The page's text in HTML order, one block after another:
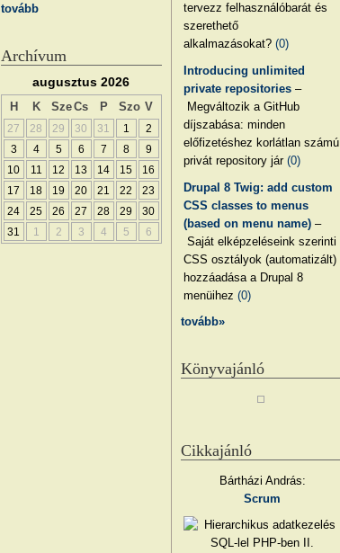
tervezz felhasználóbarát és
szerethető
alkalmazásokat?(0)
Introducing unlimited
private repositories –
Megváltozik a GitHub
díjszabása: minden
előfizetéshez korlátlan számú
privát repository jár(0)
Drupal 8 Twig: add custom
CSS classes to menus
(based on menu name) –
Saját elképzeléseink szerinti
CSS osztályok (automatizált)
hozzáadása a Drupal 8
menüihez(0)
tovább»
Könyvajánló
Cikkajánló
Bártházi András:
Scrum
tovább
Archívum
augusztus 2026
H K SzeCs P Szo V
27 28 29 30 31 1
2
3
4 5 6 7 8
9
10
11 12 13 14 15
16
17
18 19 20 21 22
23
24
25 26 27 28 29
30
31
1 2 3 4 5 6